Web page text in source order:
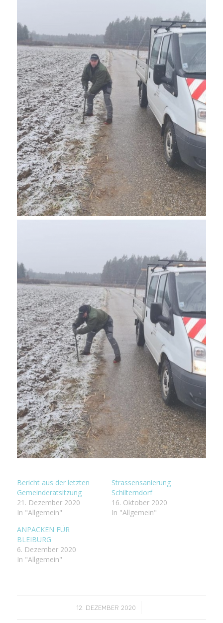
Bericht aus der letzten
Gemeinderatsitzung
21. Dezember 2020
In "Allgemein"
Strassensanierung
Schilterndorf
16. Oktober 2020
In "Allgemein"
ANPACKEN FÜR
BLEIBURG
6. Dezember 2020
In "Allgemein"
12. DEZEMBER 2020
/